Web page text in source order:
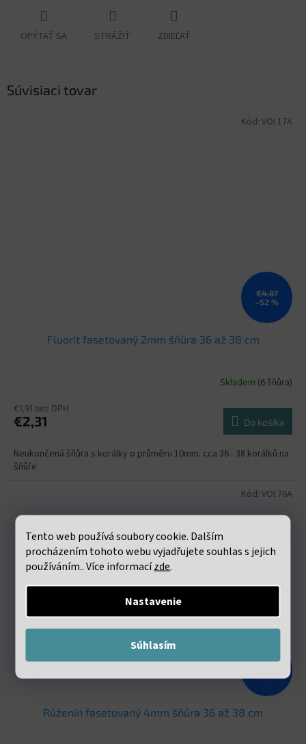
Tento web používá soubory cookie. Dalším
procházením tohoto webu vyjadřujete souhlas s jejich
používáním.. Více informacízde.
Nastavenie
Súhlasím
OPÝTAŤ SA STRÁŽIŤ ZDIEĽAŤ
Súvisiaci tovar
€4,87
–52 %
Fluorit fasetovaný 2mm šňůra 36 až 38 cm
Skladem (6 šňůra)
€1,91 bez DPH
€2,31 Do košíka
Neukončená šňůra s korálky o průměru 10mm. cca 36 - 38 korálků na
šňůře
Kód: VOI 17A
Růženín fasetovaný 4mm šňůra 36 až 38 cm
Kód: VOI 76A